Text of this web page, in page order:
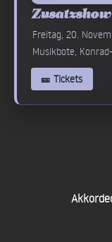
Freitag, 20.
Musikbote,
🎫 Tickets